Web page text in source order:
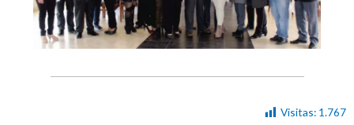
Visitas: 1.767